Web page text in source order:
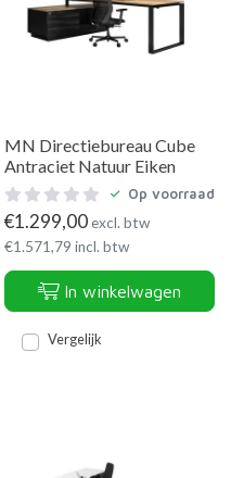
MN Directiebureau Cube
Antraciet Natuur Eiken
Op voorraad
€1.299,00excl. btw
€1.571,79 incl. btw
In winkelwagen
Vergelijk